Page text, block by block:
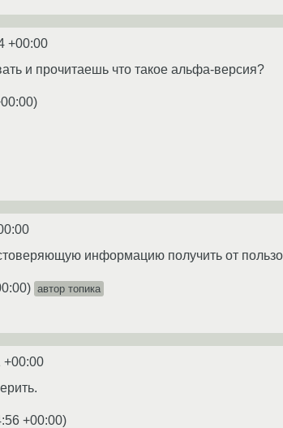
+00:00
и прочитаешь что такое альфа-версия?
)
информацию получить от
) автор топика
+00:00
+00:00)